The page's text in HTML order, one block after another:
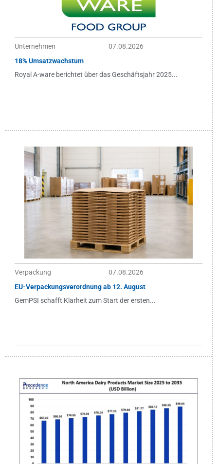
Unternehmen
07.08.2026
18% Umsatzwachstum
Royal A-ware berichtet über das Geschäftsjahr 2025...
Verpackung
07.08.2026
EU-Verpackungsverordnung ab 12. August
GemPSI schafft Klarheit zum Start der ersten...